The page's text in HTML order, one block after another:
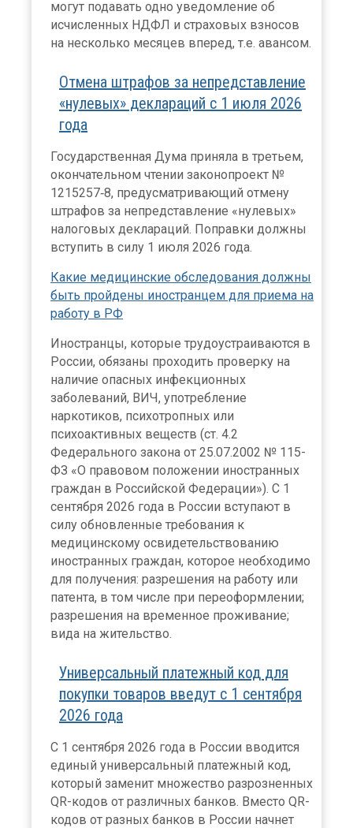
могут подавать одно уведомление об
исчисленных НДФЛ и страховых взносов
на несколько месяцев вперед, т.е. авансом.
Отмена штрафов за непредставление
«нулевых» деклараций с 1 июля 2026
года
Государственная Дума приняла в третьем,
окончательном чтении законопроект №
1215257‑8, предусматривающий отмену
штрафов за непредставление «нулевых»
налоговых деклараций. Поправки должны
вступить в силу 1 июля 2026 года.
Какие медицинские обследования должны
быть пройдены иностранцем для приема на
работу в РФ
Иностранцы, которые трудоустраиваются в
России, обязаны проходить проверку на
наличие опасных инфекционных
заболеваний, ВИЧ, употребление
наркотиков, психотропных или
психоактивных веществ (ст. 4.2
Федерального закона от 25.07.2002 № 115-
ФЗ «О правовом положении иностранных
граждан в Российской Федерации»). С 1
сентября 2026 года в России вступают в
силу обновленные требования к
медицинскому освидетельствованию
иностранных граждан, которое необходимо
для получения: разрешения на работу или
патента, в том числе при переоформлении;
разрешения на временное проживание;
вида на жительство.
Универсальный платежный код для
покупки товаров введут с 1 сентября
2026 года
С 1 сентября 2026 года в России вводится
единый универсальный платежный код,
который заменит множество разрозненных
QR-кодов от различных банков. Вместо QR-
кодов от разных банков в России начнет